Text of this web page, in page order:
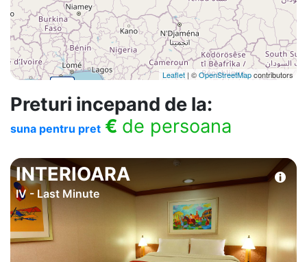
Leaflet | ©OpenStreetMapcontributors
Preturi incepand de la:
suna pentru pret € de persoana
INTERIOARA
IV - Last Minute